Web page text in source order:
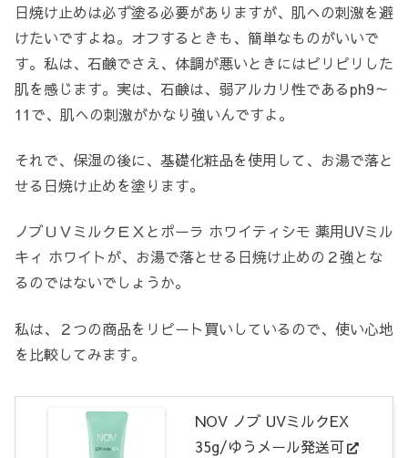
日焼け止めは必ず塗る必要がありますが、肌への刺激を避
けたいですよね。オフするときも、簡単なものがいいで
す。私は、石鹸でさえ、体調が悪いときにはピリピリした
肌を感じます。実は、石鹸は、弱アルカリ性であるph9～
11で、肌への刺激がかなり強いんですよ。
それで、保湿の後に、基礎化粧品を使用して、お湯で落と
せる日焼け止めを塗ります。
ノブＵＶミルクＥＸとポーラ ホワイティシモ 薬用UVミル
キィ ホワイトが、お湯で落とせる日焼け止めの２強とな
るのではないでしょうか。
私は、２つの商品をリピート買いしているので、使い心地
を比較してみます。
NOV ノブ UVミルクEX
35g/ゆうメール発送可